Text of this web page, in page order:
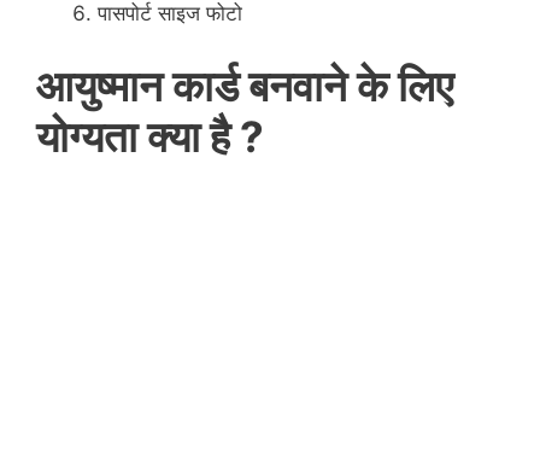
पासपोर्ट साइज फोटो
आयुष्मान कार्ड बनवाने के लिए
योग्यता क्या है ?